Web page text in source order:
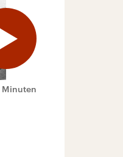
Minuten